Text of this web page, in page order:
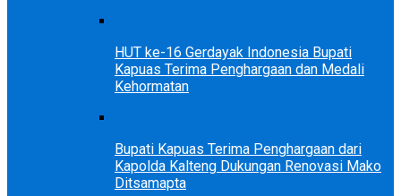
HUT ke-16 Gerdayak Indonesia Bupati
Kapuas Terima Penghargaan dan Medali
Kehormatan
Bupati Kapuas Terima Penghargaan dari
Kapolda Kalteng Dukungan Renovasi Mako
Ditsamapta